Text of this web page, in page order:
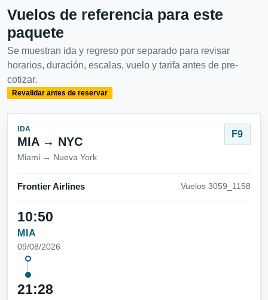
Vuelos de referencia para este
paquete
Se muestran ida y regreso por separado para revisar
horarios, duración, escalas, vuelo y tarifa antes de pre-
cotizar.
Revalidar antes de reservar
IDA
MIA → NYC
Miami → Nueva York
F9
Frontier Airlines Vuelos 3059_1158
10:50
MIA
09/08/2026
21:28